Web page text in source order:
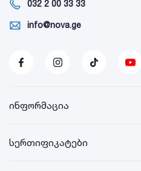
032 2 00 33 33
info@nova.ge
ინფორმაცია
სერთიფიკატები